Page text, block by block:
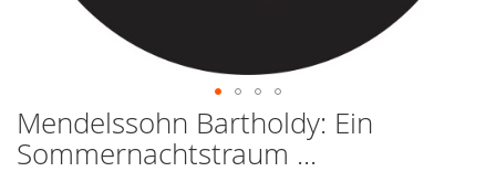
Skip
to
the
Mendelssohn Bartholdy: Ein
Sommernachtstraum ...